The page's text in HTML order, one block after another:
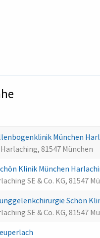
München
81547 München
Klinik München
SE & Co. KG, 81547
Schön
SE & Co. KG, 81547